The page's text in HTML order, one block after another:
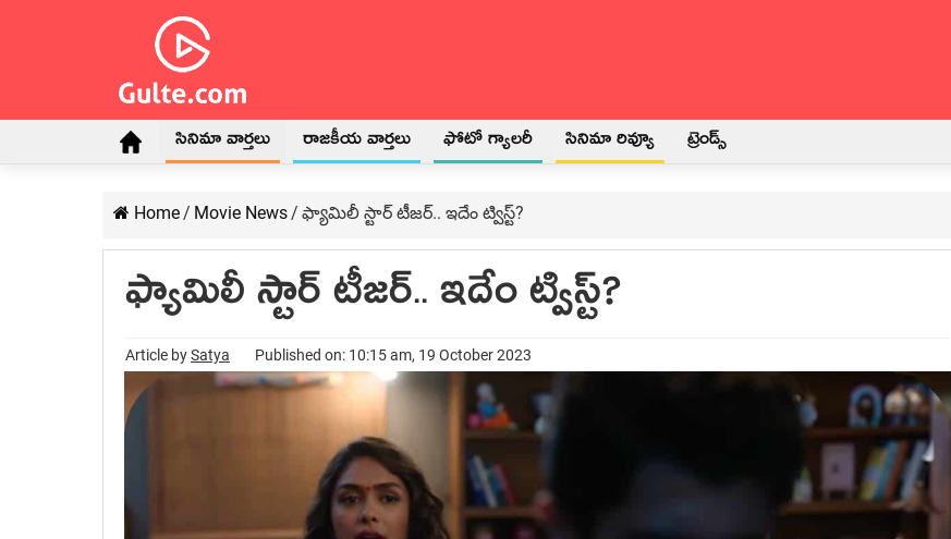
సినిమా వార్తలు రాజకీయ వార్తలు ఫోటో గ్యాలరీ సినిమా రివ్యూ ట్రెండ్స్
Home/ Movie News/ ఫ్యామిలీ స్టార్ టీజ‌ర్.. ఇదేం ట్విస్ట్?
ఫ్యామిలీ స్టార్ టీజ‌ర్.. ఇదేం ట్విస్ట్?
Article bySatya Published on: 10:15 am, 19 October 2023